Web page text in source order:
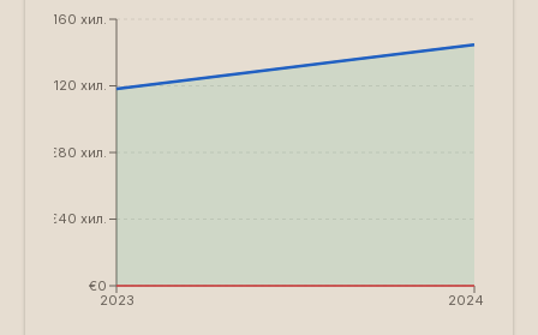
2023 2024
€0
€40 хил.
€80 хил.
€120 хил.
€160 хил.